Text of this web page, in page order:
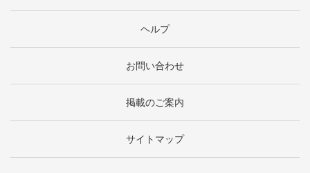
ヘルプ
お問い合わせ
掲載のご案内
サイトマップ